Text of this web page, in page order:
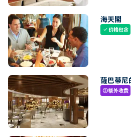
海天閣
check价格包含
薩巴蒂尼
paid额外收费